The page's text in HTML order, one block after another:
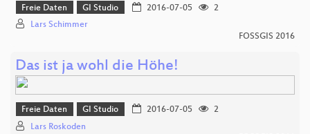
Freie Daten GI Studio 2016-07-05
2
Lars Schimmer
FOSSGIS 2016
Das ist ja wohl die Höhe!
Freie Daten GI Studio 2016-07-05
2
Lars Roskoden